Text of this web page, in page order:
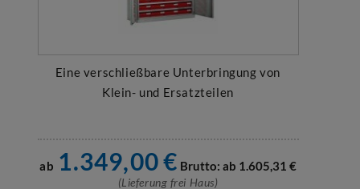
Eine verschließbare Unterbringung von
Klein- und Ersatzteilen
ab 1.349,00€ Brutto: ab 1.605,31 €
(Lieferung frei Haus)